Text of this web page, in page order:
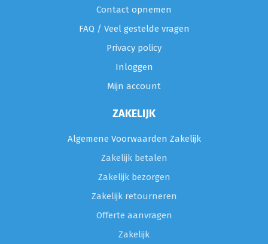
Contact opnemen
FAQ / Veel gestelde vragen
Privacy policy
Inloggen
Mijn account
ZAKELIJK
Algemene Voorwaarden Zakelijk
Zakelijk betalen
Zakelijk bezorgen
Zakelijk retourneren
Offerte aanvragen
Zakelijk